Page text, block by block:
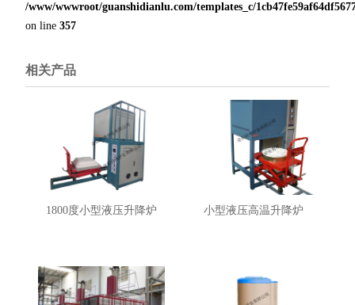
/www/wwwroot/guanshidianlu.com/templates_c/
on line 357
相关产品
1800度小型液压升降炉 小型液压高温升降炉